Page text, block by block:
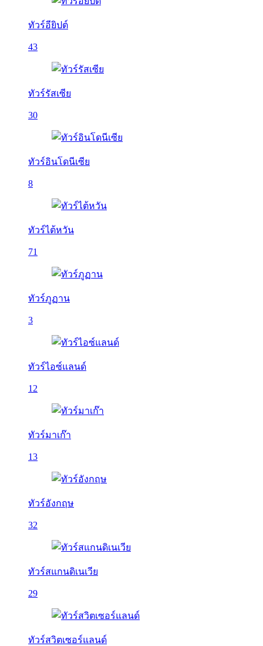
ทัวร์อียิปต์
43
ทัวร์รัสเซีย
30
ทัวร์อินโดนีเซีย
8
ทัวร์ไต้หวัน
71
ทัวร์ภูฏาน
3
ทัวร์ไอซ์แลนด์
12
ทัวร์มาเก๊า
13
ทัวร์อังกฤษ
32
ทัวร์สแกนดิเนเวีย
29
ทัวร์สวิตเซอร์แลนด์